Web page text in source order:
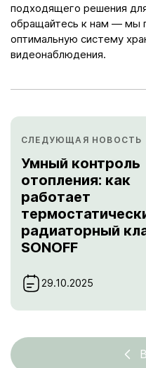
подходящего решения
обращайтесь к нам — мы
оптимальную систему
видеонаблюдения.
СЛЕДУЮЩАЯ НОВОСТЬ
Умный контроль
отопления: как
работает
радиаторный
SONOFF
29.10.2025